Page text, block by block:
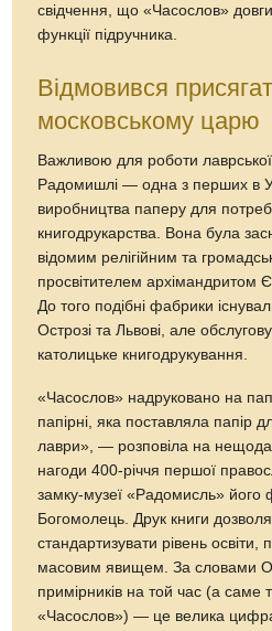
свідчення, що «Часо­слов»
функції підручника.
Відмовився
московському царю
Важливою для роботи
Радомишлі — одна з перших в
виробництва паперу для
книгодрукарства. Вона була
відомим релігійним та
просвітителем архімандритом
До того подібні фабрики
Острозі та Львові, але
католицьке книгодрукування.
«Часослов» надруковано на
папірні, яка поставляла папір
лаври», — розповіла на
нагоди 400-річчя першої
замку-музеї «Радомисль» його
Богомолець. Друк книги
стандартизувати рівень освіти,
масовим явищем. За словами
примірників на той час (а
«Часослов») — це велика